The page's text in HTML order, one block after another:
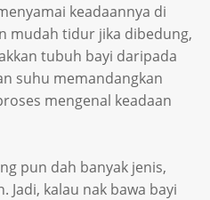
keadaannya di
mudah tidur jika dibedung,
tubuh bayi daripada
suhu memandangkan
mengenal keadaan
pun dah banyak jenis,
Jadi, kalau nak bawa bayi